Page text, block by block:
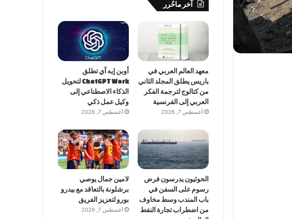
آخر ماحُرر
معهد العالم العربي في
باريس يطلق المجلد الثاني
من كتالوج لترجمة الفكر
العربي إلى الفرنسية
أغسطس 7, 2026
أوبن إيه آي تطلق
ChatGPT Work لتحويل
الذكاء الاصطناعي إلى
وكيل عمل ذكي
أغسطس 7, 2026
الحوثيون يدرسون فرض
رسوم على السفن في
باب المندب وسط مخاوف
من اضطراب تجارة النفط
لامين جمال يوصي
برشلونة بالتعاقد مع بيدرو
بورو لتعزيز الفريق
أغسطس 7, 2026